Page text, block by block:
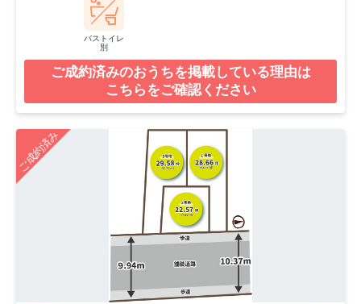
バストイレ
別
ご成約済みのおうちを掲載している理由は
こちらをご確認ください
ご成約済み